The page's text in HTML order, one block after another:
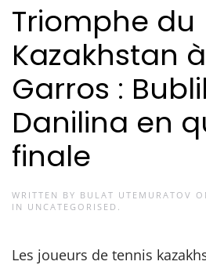
Triomphe du
Kazakhstan
Garros :
Danilina en
finale
WRITTEN BY BULAT UTEMURATOV
IN UNCATEGORISED
Les joueurs de tennis